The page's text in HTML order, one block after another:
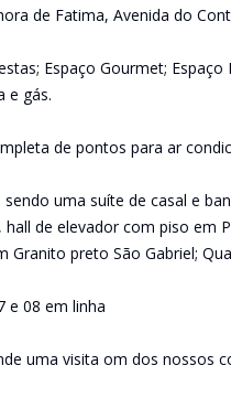
de Fatima, Avenida do
Espaço Gourmet;
e gás.
de pontos para ar
uma suíte de casal e
de elevador com piso em
Granito preto São Gabriel;
e 08 em linha
uma visita om dos nossos